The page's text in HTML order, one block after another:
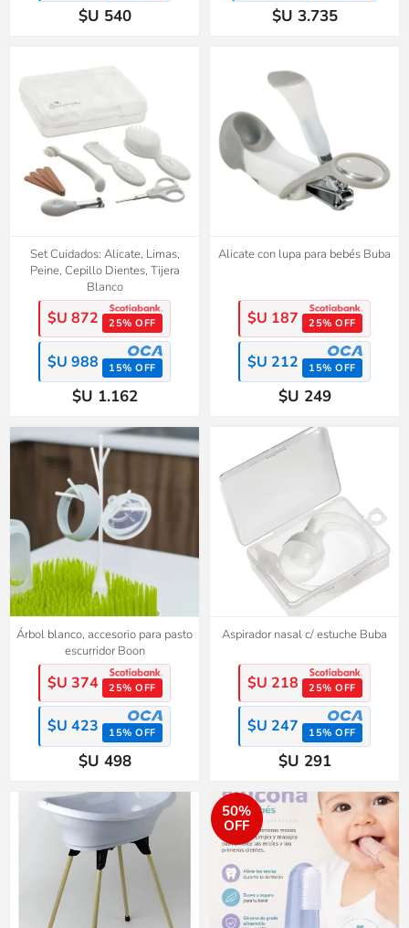
$U 540 $U 3.735
Set Cuidados: Alicate, Limas,
Peine, Cepillo Dientes, Tijera
Blanco
$U 872 25% OFF
$U 988 15% OFF
$U 1.162
Alicate con lupa para bebés Buba
$U 187 25% OFF
$U 212 15% OFF
$U 249
Árbol blanco, accesorio para pasto
escurridor Boon
$U 374 25% OFF
$U 423 15% OFF
$U 498
Aspirador nasal c/ estuche Buba
$U 218 25% OFF
$U 247 15% OFF
$U 291
50%
OFF